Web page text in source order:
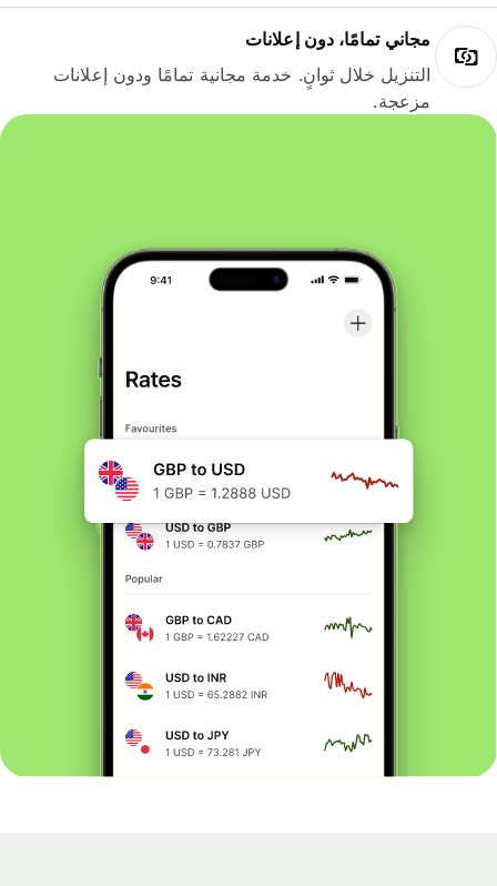
مجاني تمامًا، دون إعلانات
التنزيل خلال ثوانٍ. خدمة مجانية تمامًا ودون إعلانات
مزعجة.